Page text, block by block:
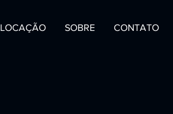
LOCAÇÃO SOBRE CONTATO